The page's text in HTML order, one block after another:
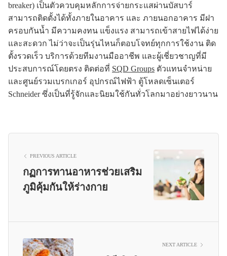
breaker) เป็นตัวควบคุมหลักการจ่ายกระแสผ่านบัสบาร์
สามารถติดตั้งได้ทั้งภายในอาคาร และ ภายนอกอาคาร มีฝา
ครอบกันน้ำ มีความคงทน แข็งแรง สามารถเข้าสายไฟได้ง่าย
และสะดวก ไม่ว่าจะเป็นรุ่นไหนก็ตอบโจทย์ทุกการใช้งาน ติด
ตั้งรวดเร็ว บริการด้วยทีมงานมืออาชีพ และผู้เชี่ยวชาญที่มี
ประสบการณ์โดยตรง ติดต่อที่ SQD Groups ตัวแทนจำหน่าย
และศูนย์รวมเบรกเกอร์ อุปกรณ์ไฟฟ้า ตู้โหลดเซ็นเตอร์
Schneider ซึ่งเป็นที่รู้จักและนิยมใช้กันทั่วโลกมาอย่างยาวนาน
PREVIOUS ARTICLE
กฏการทานอาหารช่วยเสริม
ภูมิคุ้มกันให้ร่างกาย
NEXT ARTICLE